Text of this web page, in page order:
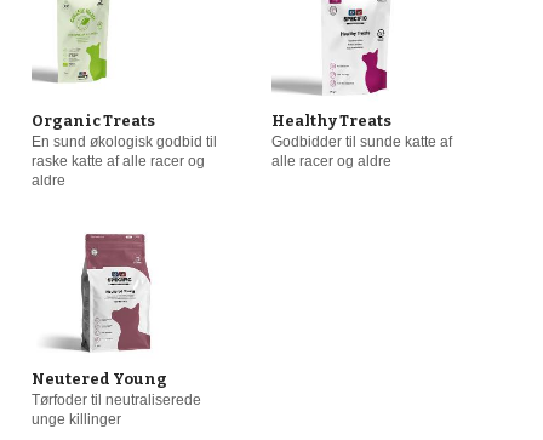
Organic Treats
En sund økologisk godbid til
raske katte af alle racer og
aldre
Healthy Treats
Godbidder til sunde katte af
alle racer og aldre
Neutered Young
Tørfoder til neutraliserede
unge killinger